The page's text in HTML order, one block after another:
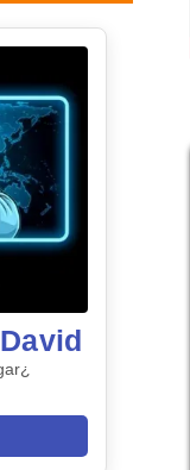
¿En qué te ayudo a investigar?